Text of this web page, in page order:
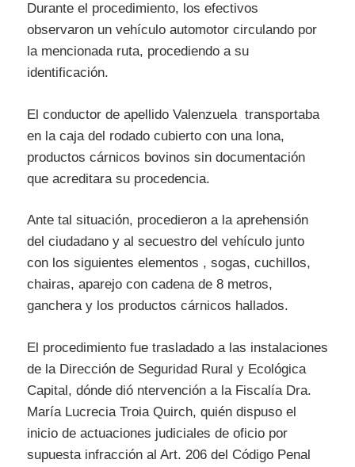
Durante el procedimiento, los efectivos
observaron un vehículo automotor circulando por
la mencionada ruta, procediendo a su
identificación.
El conductor de apellido Valenzuela transportaba
en la caja del rodado cubierto con una lona,
productos cárnicos bovinos sin documentación
que acreditara su procedencia.
Ante tal situación, procedieron a la aprehensión
del ciudadano y al secuestro del vehículo junto
con los siguientes elementos , sogas, cuchillos,
chairas, aparejo con cadena de 8 metros,
ganchera y los productos cárnicos hallados.
El procedimiento fue trasladado a las instalaciones
de la Dirección de Seguridad Rural y Ecológica
Capital, dónde dió ntervención a la Fiscalía Dra.
María Lucrecia Troia Quirch, quién dispuso el
inicio de actuaciones judiciales de oficio por
supuesta infracción al Art. 206 del Código Penal